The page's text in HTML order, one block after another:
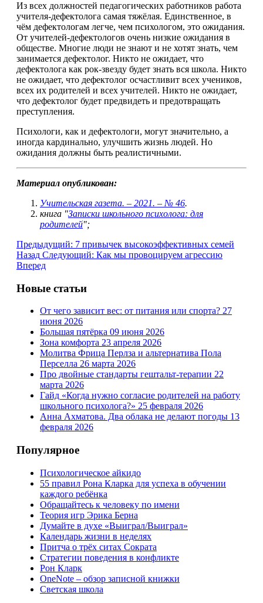
Из всех должностей педагогических работников работа
учителя-дефектолога самая тяжёлая. Единственное, в
чём дефектологам легче, чем психологом, это ожидания.
От учителей-дефектологов очень низкие ожидания в
обществе. Многие люди не знают и не хотят знать, чем
занимается дефектолог. Никто не ожидает, что
дефектолога как рок-звезду будет знать вся школа. Никто
не ожидает, что дефектолог осчастливит всех учеников,
всех их родителей и всех учителей. Никто не ожидает,
что дефектолог будет предвидеть и предотвращать
преступления.
Психологи, как и дефектологи, могут значительно, а
иногда кардинально, улучшить жизнь людей. Но
ожидания должны быть реалистичными.
Материал опубликован:
Учительская газета. – 2021. – № 46.
книга "Записки школьного психолога: для
родителей";
Предыдущий: 7 привычек высокоэффективных семей
Назад Следующий: Как мы провоцируем агрессию
Вперед
Новые статьи
От чего зависит вес: от питания или спорта? 27
июня 2026
Большая пятёрка 09 июня 2026
Зона комфорта 23 апреля 2026
Молитва Фрица Перлза и альтернатива Пола
Перселла 26 марта 2026
Про двойные стандарты гештальт-терапии 22
марта 2026
Гайд «Когда нужно согласие родителей на работу
школьного психолога?» 25 февраля 2026
Анна Ахматова. Два облака не делают погоды 13
февраля 2026
Популярное
Психологическое айкидо
55 правил Рона Кларка для успеха в обучении
каждого ребёнка
Обращайтесь к человеку по имени
Теория игр Эрика Берна
Думайте в духе «Выиграл/Выиграл»
Календарь жизни в неделях
Притча о трёх ситах Сократа
Стратегии поведения в конфликте
Рон Кларк
OneNote – обзор записной книжки
Светская школа